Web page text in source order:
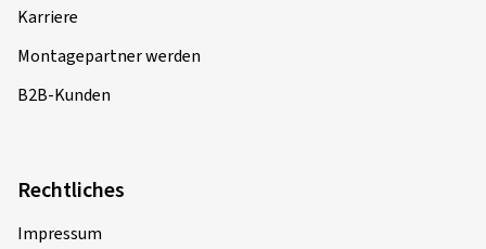
Karriere
Montagepartner werden
B2B-Kunden
Rechtliches
Impressum